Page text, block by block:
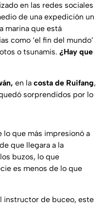
en las redes sociales
de una expedición un
marina que está
como ‘el fin del mundo’
o tsunamis. ¿Hay que
en la costa de Ruifang,
sorprendidos por lo
lo que más impresionó a
que llegara a la
buzos, lo que
es menos de lo que
instructor de buceo, este